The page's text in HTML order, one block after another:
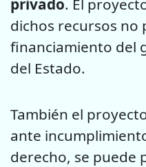
privado. El
dichos recursos no
financiamiento del
del Estado.
También el
ante
derecho, se puede